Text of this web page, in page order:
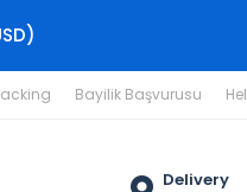
Bayilik Başvurusu
Delivery